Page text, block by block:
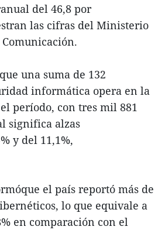
del 46,8 por
las cifras del Ministerio
una suma de 132
informática opera en la
período, con tres mil 881
significa alzas
y del 11,1%,
el país reportó más de
lo que equivale a
en comparación con el